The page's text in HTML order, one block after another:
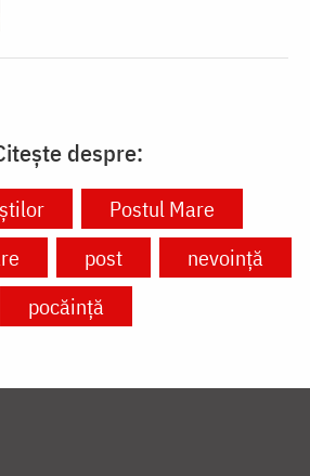
despre:
Postul Mare
post
nevoință
pocăință